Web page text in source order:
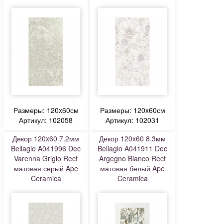
Размеры: 120x60см
Артикул: 102058
Размеры: 120x60см
Артикул: 102031
Декор 120x60 7.2мм
Bellagio A041996 Dec
Varenna Grigio Rect
матовая серый Ape
Ceramica
Декор 120x60 8.3мм
Bellagio A041911 Dec
Argegno Bianco Rect
матовая белый Ape
Ceramica